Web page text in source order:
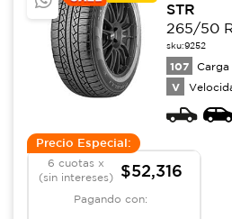
STR
265/50
sku:9252
107 Carga
V
Precio Especial:
6 cuotas x
(sin intereses)
$52,316
Pagando con: